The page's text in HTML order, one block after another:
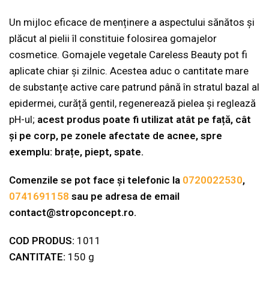
Un mijloc eficace de menținere a aspectului sănătos și
plăcut al pielii îl constituie folosirea gomajelor
cosmetice. Gomajele vegetale Careless Beauty pot fi
aplicate chiar și zilnic. Acestea aduc o cantitate mare
de substanțe active care patrund până în stratul bazal al
epidermei, curăță gentil, regenerează pielea și reglează
pH-ul; acest produs poate fi utilizat atât pe față, cât
și pe corp, pe zonele afectate de acnee, spre
exemplu: brațe, piept, spate.
Comenzile se pot face și telefonic la 0720022530,
0741691158 sau pe adresa de email
contact@stropconcept.ro.
COD PRODUS: 1011
CANTITATE: 150 g